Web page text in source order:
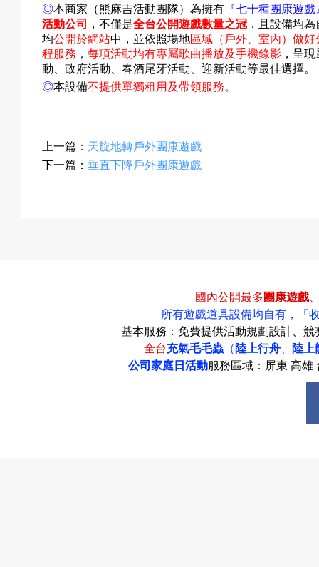
果
校
慶
◎本商家（熊麻吉活動團隊）為擁有 『七十種團康遊戲
活動公司
，不僅是全台公開遊戲數量之冠 ，且設備均
均公開於網站中 ，並依照場地區域（戶外、室內）做好
程服務 ，每項活動均有專屬歌曲播放及手機錄影 ，呈
動、政府活動、春酒尾牙活動、迎新活動等最佳選擇。
◎本設備不提供單獨租用及帶領服務。
上一篇： 天旋地轉戶外團康遊戲
下一篇：垂直下降戶外團康遊戲
國內公開最多團康遊戲
所有遊戲道具設備均自有，
「
基本服務：免費提供活動規劃設計、
全台充氣毛毛蟲 （ 陸上行舟
陸上
公司家庭日活動服務區域：屏東 高雄